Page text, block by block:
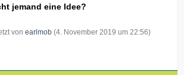
jemand eine Idee?
von earlmob (4. November 2019 um 22:56)